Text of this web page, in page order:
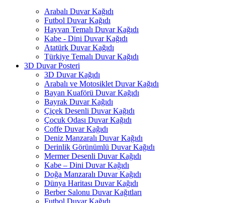
Arabalı Duvar Kağıdı
Futbol Duvar Kağıdı
Hayvan Temalı Duvar Kağıdı
Kabe - Dini Duvar Kağıdı
Atatürk Duvar Kağıdı
Türkiye Temalı Duvar Kağıdı
3D Duvar Posteri
3D Duvar Kağıdı
Arabalı ve Motosiklet Duvar Kağıdı
Bayan Kuaförü Duvar Kağıdı
Bayrak Duvar Kağıdı
Çiçek Desenli Duvar Kağıdı
Çocuk Odası Duvar Kağıdı
Coffe Duvar Kağıdı
Deniz Manzaralı Duvar Kağıdı
Derinlik Görünümlü Duvar Kağıdı
Mermer Desenli Duvar Kağıdı
Kabe – Dini Duvar Kağıdı
Doğa Manzaralı Duvar Kağıdı
Dünya Haritası Duvar Kağıdı
Berber Salonu Duvar Kağıtları
Futbol Duvar Kağıdı